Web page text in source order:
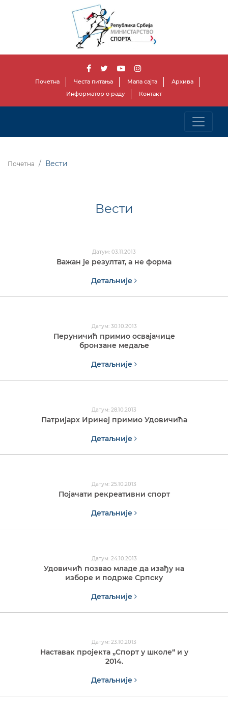
Почетна Честа питања Мапа сајта
Архива
Информатор о раду
Контакт
Почетна Вести
Вести
Датум: 03.11.2013
Важан је резултат, а не форма
Детаљније
Датум: 30.10.2013
Перуничић примио освајачице
бронзане медаље
Детаљније
Датум: 28.10.2013
Патријарх Иринеј примио Удовичића
Детаљније
Датум: 25.10.2013
Појачати рекреативни спорт
Детаљније
Датум: 24.10.2013
Удовичић позвао младе да изађу на
изборе и подрже Српску
Детаљније
Датум: 23.10.2013
Наставак пројекта „Спорт у школе“ и у
2014.
Детаљније